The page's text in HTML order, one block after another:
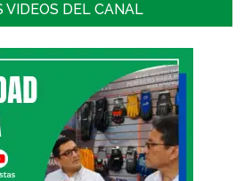
VIDEOS DEL CANAL